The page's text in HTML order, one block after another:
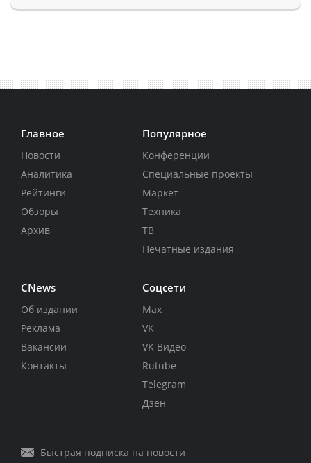
Главное
Новости
Аналитика
Рейтинги
Обзоры
Архив
Популярное
Конференции
Специальные проекты
Маркет
Техника
ТВ
Печатные издания
CNews
Об издании
Реклама
Вакансии
Контакты
Соцсети
Max
VK
VK Видео
Rutube
Telegram
Дзен
Быстрая подписка на новости